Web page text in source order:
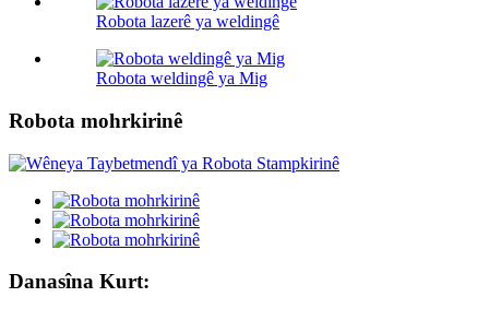
Robota lazerê ya weldingê
Robota weldingê ya Mig
Robota mohrkirinê
Danasîna Kurt: